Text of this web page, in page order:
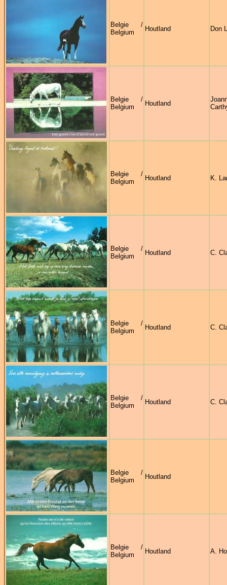
Belgie /
Belgium
Houtland Don
Belgie /
Belgium
Houtland
Belgie /
Belgium
Houtland K.
Belgie /
Belgium
Houtland C.
Belgie /
Belgium
Houtland C.
Belgie /
Belgium
Houtland C.
Belgie /
Belgium
Houtland
Belgie /
Belgium
Houtland A.